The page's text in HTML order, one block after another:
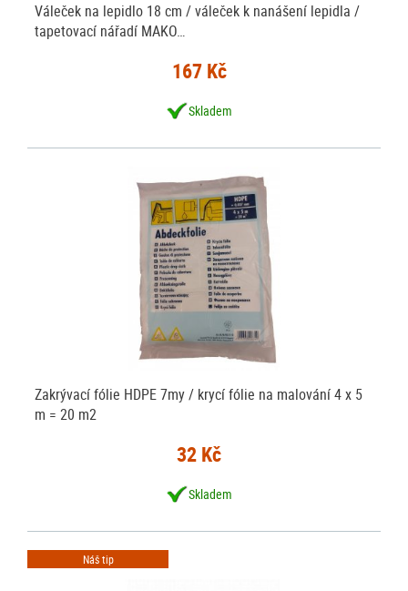
Váleček na lepidlo 18 cm / váleček k nanášení lepidla /
tapetovací nářadí MAKO…
167 Kč
Skladem
Zakrývací fólie HDPE 7my / krycí fólie na malování 4 x 5
m = 20 m2
32 Kč
Skladem
Náš tip